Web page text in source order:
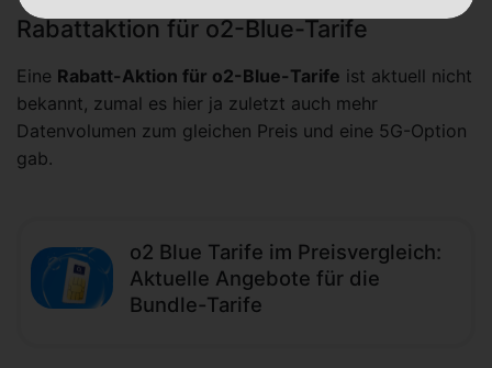
Rabattaktion für o2-Blue-Tarife
Eine Rabatt-Aktion für o2-Blue-Tarife ist aktuell nicht
bekannt, zumal es hier ja zuletzt auch mehr
Datenvolumen zum gleichen Preis und eine 5G-Option
gab.
o2 Blue Tarife im Preisvergleich:
Aktuelle Angebote für die
Bundle-Tarife